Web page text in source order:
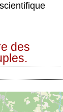
des